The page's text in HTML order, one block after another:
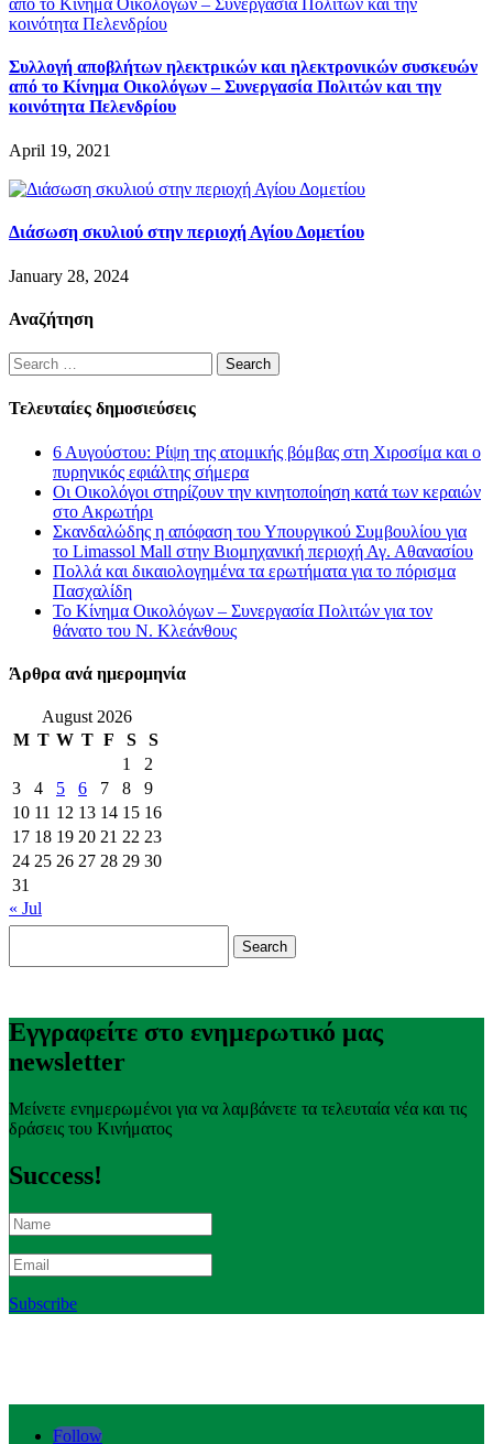
Συλλογή αποβλήτων ηλεκτρικών και ηλεκτρονικών συσκευών
από το Κίνημα Οικολόγων – Συνεργασία Πολιτών και την
κοινότητα Πελενδρίου
April 19, 2021
Διάσωση σκυλιού στην περιοχή Αγίου Δομετίου
January 28, 2024
Αναζήτηση
Search
for:
Τελευταίες δημοσιεύσεις
6 Αυγούστου: Ρίψη της ατομικής βόμβας στη Χιροσίμα και ο
πυρηνικός εφιάλτης σήμερα
Οι Οικολόγοι στηρίζουν την κινητοποίηση κατά των κεραιών
στο Ακρωτήρι
Σκανδαλώδης η απόφαση του Υπουργικού Συμβουλίου για
το Limassol Mall στην Βιομηχανική περιοχή Αγ. Αθανασίου
Πολλά και δικαιολογημένα τα ερωτήματα για το πόρισμα
Πασχαλίδη
Το Κίνημα Οικολόγων – Συνεργασία Πολιτών για τον
θάνατο του Ν. Κλεάνθους
Άρθρα ανά ημερομηνία
August 2026
M T W T F S
S
1
2
3
4 5 6 7 8
9
10 11 12 13 14 15 16
17 18 19 20 21 22 23
24 25 26 27 28 29 30
31
« Jul
Εγγραφείτε στο ενημερωτικό μας
newsletter
Μείνετε ενημερωμένοι για να λαμβάνετε τα τελευταία νέα και τις
δράσεις του Κινήματος
Success!
Subscribe
Follow